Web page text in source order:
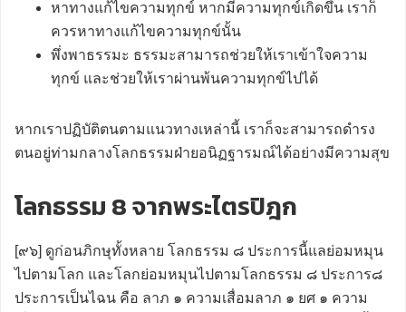
หาทางแก้ไขความทุกข์ หากมีความทุกข์เกิดขึ้น เราก็
ควรหาทางแก้ไขความทุกข์นั้น
พึ่งพาธรรมะ ธรรมะสามารถช่วยให้เราเข้าใจความ
ทุกข์ และช่วยให้เราผ่านพ้นความทุกข์ไปได้
หากเราปฏิบัติตนตามแนวทางเหล่านี้ เราก็จะสามารถดำรง
ตนอยู่ท่ามกลางโลกธรรมฝ่ายอนิฏฐารมณ์ได้อย่างมีความสุข
โลกธรรม 8 จากพระไตรปิฎก
[๙๖] ดูก่อนภิกษุทั้งหลาย โลกธรรม ๘ ประการนี้แลย่อมหมุน
ไปตามโลก และโลกย่อมหมุนไปตามโลกธรรม ๘ ประการ๘
ประการเป็นไฉน คือ ลาภ ๑ ความเสื่อมลาภ ๑ ยศ ๑ ความ